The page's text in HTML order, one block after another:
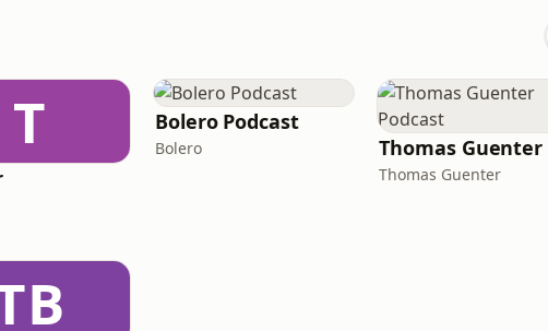
T Bolero Podcast
Bolero
Thomas Guenter